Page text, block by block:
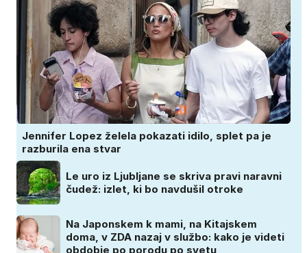
Jennifer Lopez želela pokazati idilo, splet pa je
razburila ena stvar
Le uro iz Ljubljane se skriva pravi naravni
čudež: izlet, ki bo navdušil otroke
Na Japonskem k mami, na Kitajskem
doma, v ZDA nazaj v službo: kako je videti
obdobje po porodu po svetu